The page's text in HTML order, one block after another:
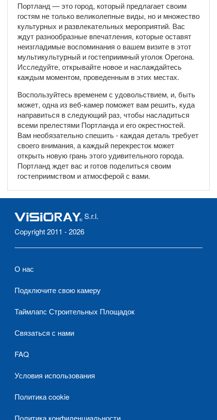
Портланд — это город, который предлагает своим
гостям не только великолепные виды, но и множество
культурных и развлекательных мероприятий. Вас
ждут разнообразные впечатления, которые оставят
неизгладимые воспоминания о вашем визите в этот
мультикультурный и гостеприимный уголок Орегона.
Исследуйте, открывайте новое и наслаждайтесь
каждым моментом, проведенным в этих местах.
Воспользуйтесь временем с удовольствием, и, быть
может, одна из веб-камер поможет вам решить, куда
направиться в следующий раз, чтобы насладиться
всеми прелестями Портланда и его окрестностей.
Вам необязательно спешить - каждая деталь требует
своего внимания, а каждый перекресток может
открыть новую грань этого удивительного города.
Портланд ждет вас и готов поделиться своим
гостеприимством и атмосферой с вами.
S.r.l.
Copyright 2011 - 2026
О нас
Подключите свою камеру
Таймлапс Строительных Площадок
Связаться с нами
FAQ
Условия использования
Политика cookie
Политика конфиденциальности